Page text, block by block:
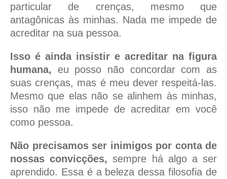
particular de crenças, mesmo que
antagônicas às minhas. Nada me impede de
acreditar na sua pessoa.
Isso é ainda insistir e acreditar na figura
humana, eu posso não concordar com as
suas crenças, mas é meu dever respeitá-las.
Mesmo que elas não se alinhem às minhas,
isso não me impede de acreditar em você
como pessoa.
Não precisamos ser inimigos por conta de
nossas convicções, sempre há algo a ser
aprendido. Essa é a beleza dessa filosofia de